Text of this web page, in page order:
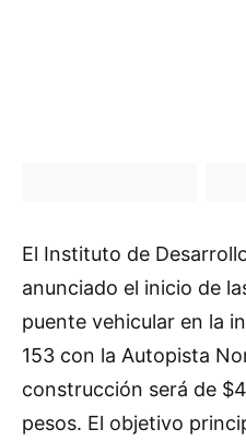
El Instituto de
anunciado el inicio de
puente vehicular en la
153 con la Autopista
construcción será de
pesos. El objetivo